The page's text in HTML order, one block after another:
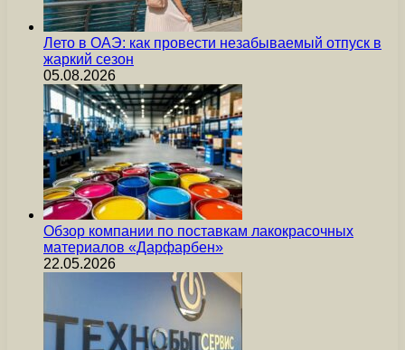
Лето в ОАЭ: как провести незабываемый отпуск в
жаркий сезон
05.08.2026
Обзор компании по поставкам лакокрасочных
материалов «Дарфарбен»
22.05.2026